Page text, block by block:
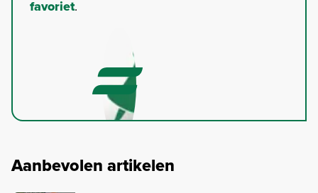
favoriet.
Aanbevolen artikelen